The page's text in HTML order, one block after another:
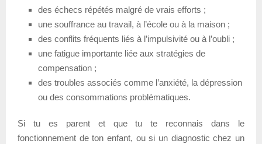
des échecs répétés malgré de vrais efforts ;
une souffrance au travail, à l’école ou à la maison ;
des conflits fréquents liés à l’impulsivité ou à l’oubli ;
une fatigue importante liée aux stratégies de
compensation ;
des troubles associés comme l’anxiété, la dépression
ou des consommations problématiques.
Si tu es parent et que tu te reconnais dans le
fonctionnement de ton enfant, ou si un diagnostic chez un